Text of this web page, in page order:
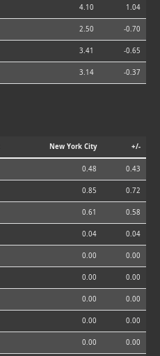
4.10 1.04
2.50 -0.70
3.41 -0.65
3.14 -0.37
New York City +/-
0.48 0.43
0.85 0.72
0.61 0.58
0.04 0.04
0.00 0.00
0.00 0.00
0.00 0.00
0.00 0.00
0.00 0.00